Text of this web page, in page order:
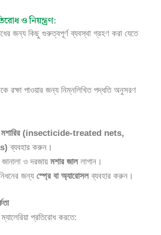
ও নিয়ন্ত্রণ:
জন্য কিছু গুরুত্বপূর্ণ ব্যবস্থা গ্রহণ করা যেতে
রক্ষা পাওয়ার জন্য নিম্নলিখিত পদ্ধতি অনুসরণ
মশারির (insecticide-treated nets,
ব্যবহার করুন।
জানালা ও দরজায়মশার জাললাগান।
জন্যস্প্রে বা অ্যারোসলব্যবহার করুন।
প্রতিরোধ করতে: